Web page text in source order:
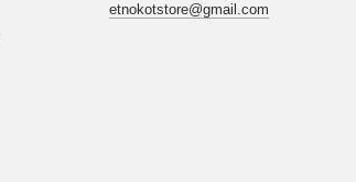
etnokotstore@gmail.com